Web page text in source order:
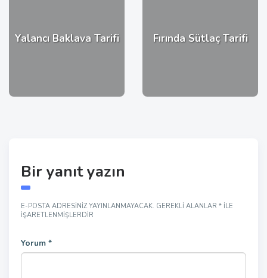
Yalancı Baklava Tarifi Fırında Sütlaç Tarifi
Bir yanıt yazın
E-POSTA ADRESINIZ YAYINLANMAYACAK. GEREKLI ALANLAR * ILE
IŞARETLENMIŞLERDIR
Yorum *